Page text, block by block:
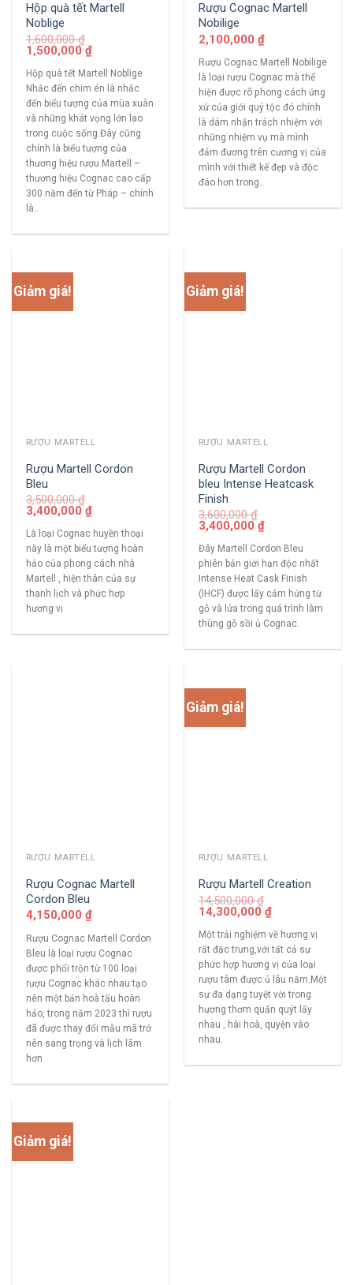
Hộp quà tết Martell
Noblige
1,600,000₫
1,500,000₫
Hộp quà tết Martell Noblige
Nhắc đến chim én là nhắc
đến biểu tượng của mùa xuân
và những khát vọng lớn lao
trong cuộc sống.Đây cũng
chính là biểu tượng của
thương hiệu rượu Martell –
thương hiệu Cognac cao cấp
300 năm đến từ Pháp – chính
là..
Rượu Cognac Martell
Nobilige
2,100,000 ₫
Rượu Cognac Martell Nobilige
là loại rượu Cognac mà thể
hiện được rõ phong cách ứng
xử của giới quý tộc đó chính
là dám nhận trách nhiệm với
những nhiệm vụ mà mình
đảm đương trên cương vị của
mình với thiết kế đẹp và độc
đáo hơn trong..
Giảm giá!
RƯỢU MARTELL
Rượu Martell Cordon
Bleu
3,500,000₫
3,400,000₫
Là loại Cognac huyền thoại
này là một biểu tượng hoàn
hảo của phong cách nhà
Martell , hiện thân của sự
thanh lịch và phức hợp
hương vị
Giảm giá!
RƯỢU MARTELL
Rượu Martell Cordon
bleu Intense Heatcask
Finish
3,600,000₫
3,400,000₫
Đây Martell Cordon Bleu
phiên bản giới hạn độc nhất
Intense Heat Cask Finish
(IHCF) được lấy cảm hứng từ
gỗ và lửa trong quá trình làm
thùng gỗ sồi ủ Cognac.
RƯỢU MARTELL
Rượu Cognac Martell
Cordon Bleu
4,150,000 ₫
Rượu Cognac Martell Cordon
Bleu là loại rượu Cognac
được phối trộn từ 100 loại
rượu Cognac khác nhau tạo
nên một bản hoà tấu hoàn
hảo, trong năm 2023 thì rượu
đã được thay đổi mẫu mã trở
nên sang trọng và lịch lãm
hơn
Giảm giá!
RƯỢU MARTELL
Rượu Martell Creation
14,500,000₫
14,300,000₫
Một trải nghiệm về hương vị
rất đặc trưng,với tất cả sự
phức hợp hương vị của loại
rượu tâm được ủ lâu năm.Một
sự đa dạng tuyệt vời trong
hương thơm quấn quýt lấy
nhau , hài hoà, quyện vào
nhau.
Giảm giá!